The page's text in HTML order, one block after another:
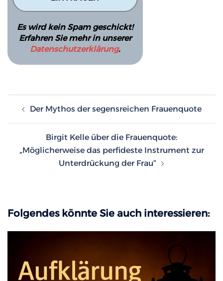
Es wird kein Spam geschickt!
Erfahren Sie mehr in unserer
Datenschutzerklärung.
Der Mythos der segensreichen Frauenquote
Birgit Kelle über die Frauenquote:
„Möglicherweise das perfideste Instrument zur
Unterdrückung der Frau“
Folgendes könnte Sie auch interessieren: